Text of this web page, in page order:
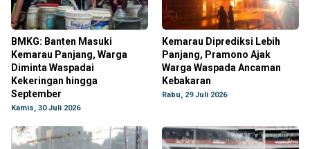
BMKG: Banten Masuki
Kemarau Panjang, Warga
Diminta Waspadai
Kekeringan hingga
September
Kamis, 30 Juli 2026
Kemarau Diprediksi Lebih
Panjang, Pramono Ajak
Warga Waspada Ancaman
Kebakaran
Rabu, 29 Juli 2026